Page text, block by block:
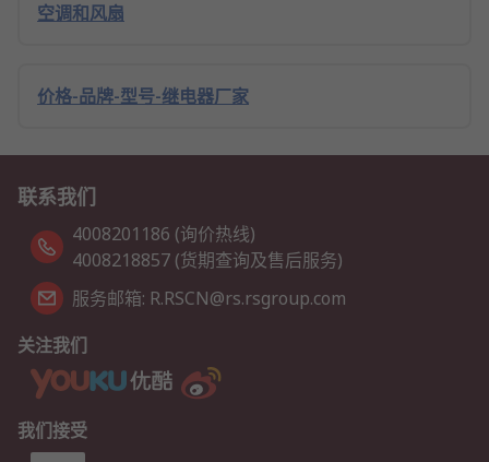
空调和风扇
价格-品牌-型号-继电器厂家
联系我们
4008201186 (询价热线)
4008218857 (货期查询及售后服务)
服务邮箱: R.RSCN@rs.rsgroup.com
关注我们
我们接受